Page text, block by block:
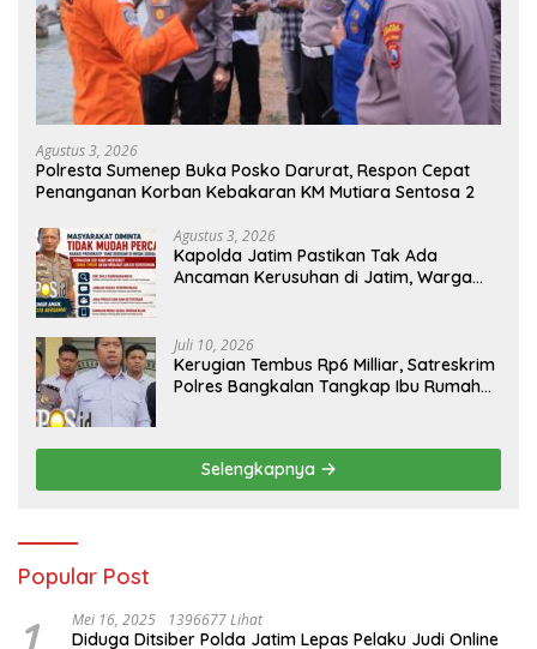
Agustus 3, 2026
Polresta Sumenep Buka Posko Darurat, Respon Cepat
Penanganan Korban Kebakaran KM Mutiara Sentosa 2
Agustus 3, 2026
Kapolda Jatim Pastikan Tak Ada
Ancaman Kerusuhan di Jatim, Warga
Juli 10, 2026
Kerugian Tembus Rp6 Milliar, Satreskrim
Polres Bangkalan Tangkap Ibu Rumah
Selengkapnya
Popular Post
Mei 16, 2025 1396677 Lihat
Diduga Ditsiber Polda Jatim Lepas Pelaku Judi Online